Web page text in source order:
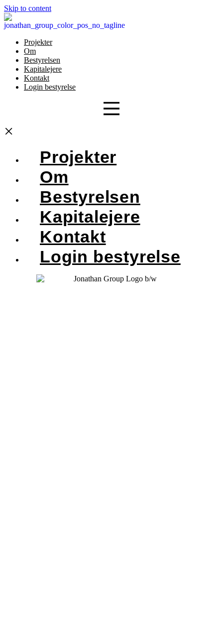
Skip to content
Projekter
Om
Bestyrelsen
Kapitalejere
Kontakt
Login bestyrelse
×
Projekter
Om
Bestyrelsen
Kapitalejere
Kontakt
Login bestyrelse